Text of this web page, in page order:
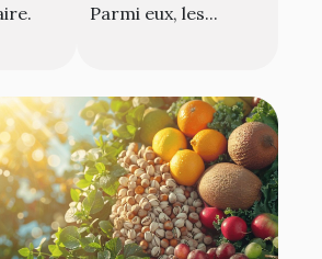
Parmi eux, les...